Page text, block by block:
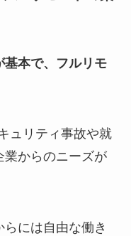
基本で、フルリモ
ュリティ事故や就
業からのニーズが
には自由な働き